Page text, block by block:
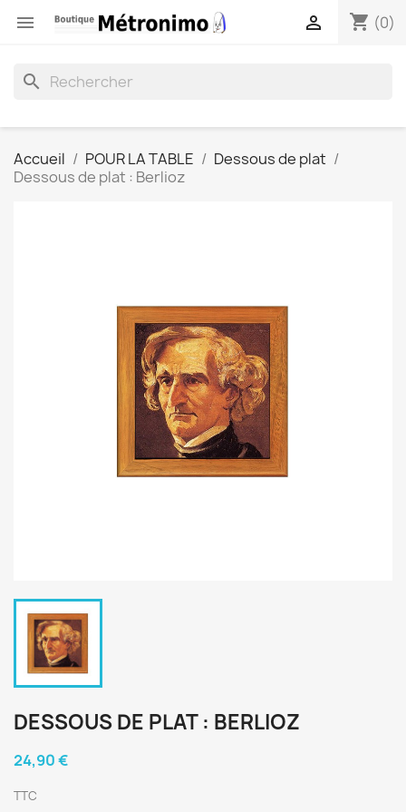
 shopping_cart (0)

search
Accueil POUR LA TABLE
Dessous de plat
Dessous de plat : Berlioz
DESSOUS DE PLAT : BERLIOZ
24,90 €
TTC